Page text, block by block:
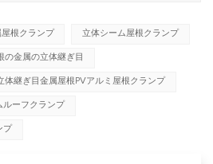
根クランプ 立体シーム屋根クランプ
の金属の立体継ぎ目
体継ぎ目金属屋根PVアルミ屋根クランプ
ルーフクランプ
プ